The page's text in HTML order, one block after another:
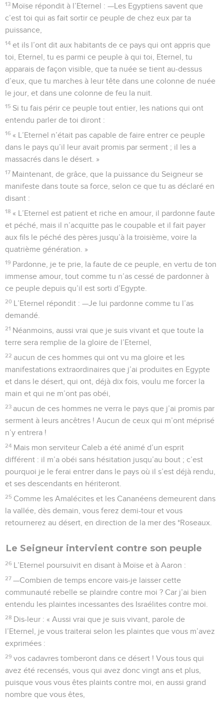
13 Moïse répondit à l’Eternel : —Les Egyptiens savent que
c’est toi qui as fait sortir ce peuple de chez eux par ta
puissance,
14 et ils l’ont dit aux habitants de ce pays qui ont appris que
toi, Eternel, tu es parmi ce peuple à qui toi, Eternel, tu
apparais de façon visible, que ta nuée se tient au-dessus
d’eux, que tu marches à leur tête dans une colonne de nuée
le jour, et dans une colonne de feu la nuit.
15 Si tu fais périr ce peuple tout entier, les nations qui ont
entendu parler de toi diront :
16 « L’Eternel n’était pas capable de faire entrer ce peuple
dans le pays qu’il leur avait promis par serment ; il les a
massacrés dans le désert. »
17 Maintenant, de grâce, que la puissance du Seigneur se
manifeste dans toute sa force, selon ce que tu as déclaré en
disant :
18 « L’Eternel est patient et riche en amour, il pardonne faute
et péché, mais il n’acquitte pas le coupable et il fait payer
aux fils le péché des pères jusqu’à la troisième, voire la
quatrième génération. »
19 Pardonne, je te prie, la faute de ce peuple, en vertu de ton
immense amour, tout comme tu n’as cessé de pardonner à
ce peuple depuis qu’il est sorti d’Egypte.
20 L’Eternel répondit : —Je lui pardonne comme tu l’as
demandé.
21 Néanmoins, aussi vrai que je suis vivant et que toute la
terre sera remplie de la gloire de l’Eternel,
22 aucun de ces hommes qui ont vu ma gloire et les
manifestations extraordinaires que j’ai produites en Egypte
et dans le désert, qui ont, déjà dix fois, voulu me forcer la
main et qui ne m’ont pas obéi,
23 aucun de ces hommes ne verra le pays que j’ai promis par
serment à leurs ancêtres ! Aucun de ceux qui m’ont méprisé
n’y entrera !
24 Mais mon serviteur Caleb a été animé d’un esprit
différent : il m’a obéi sans hésitation jusqu’au bout ; c’est
pourquoi je le ferai entrer dans le pays où il s’est déjà rendu,
et ses descendants en hériteront.
25 Comme les Amalécites et les Cananéens demeurent dans
la vallée, dès demain, vous ferez demi-tour et vous
retournerez au désert, en direction de la mer des *Roseaux.
Le Seigneur intervient contre son peuple
26 L’Eternel poursuivit en disant à Moïse et à Aaron :
27 —Combien de temps encore vais-je laisser cette
communauté rebelle se plaindre contre moi ? Car j’ai bien
entendu les plaintes incessantes des Israélites contre moi.
28 Dis-leur : « Aussi vrai que je suis vivant, parole de
l’Eternel, je vous traiterai selon les plaintes que vous m’avez
exprimées :
29 vos cadavres tomberont dans ce désert ! Vous tous qui
avez été recensés, vous qui avez donc vingt ans et plus,
puisque vous vous êtes plaints contre moi, en aussi grand
nombre que vous êtes,